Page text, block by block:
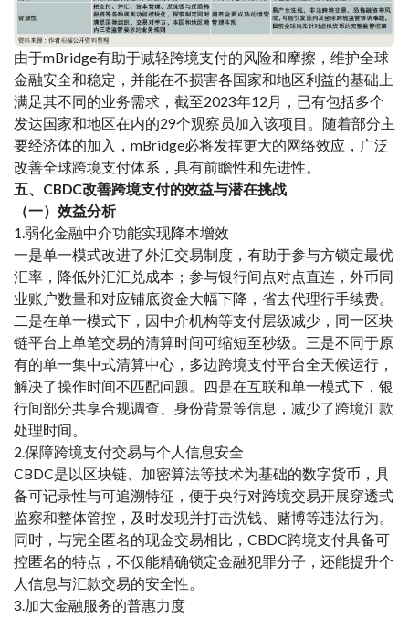
由于mBridge有助于减轻跨境支付的风险和摩擦，维护全球
金融安全和稳定，并能在不损害各国家和地区利益的基础上
满足其不同的业务需求，截至2023年12月，已有包括多个
发达国家和地区在内的29个观察员加入该项目。随着部分主
要经济体的加入，mBridge必将发挥更大的网络效应，广泛
改善全球跨境支付体系，具有前瞻性和先进性。
五、CBDC改善跨境支付的效益与潜在挑战
（一）效益分析
1.弱化金融中介功能实现降本增效
一是单一模式改进了外汇交易制度，有助于参与方锁定最优
汇率，降低外汇汇兑成本；参与银行间点对点直连，外币同
业账户数量和对应铺底资金大幅下降，省去代理行手续费。
二是在单一模式下，因中介机构等支付层级减少，同一区块
链平台上单笔交易的清算时间可缩短至秒级。三是不同于原
有的单一集中式清算中心，多边跨境支付平台全天候运行，
解决了操作时间不匹配问题。四是在互联和单一模式下，银
行间部分共享合规调查、身份背景等信息，减少了跨境汇款
处理时间。
2.保障跨境支付交易与个人信息安全
CBDC是以区块链、加密算法等技术为基础的数字货币，具
备可记录性与可追溯特征，便于央行对跨境交易开展穿透式
监察和整体管控，及时发现并打击洗钱、赌博等违法行为。
同时，与完全匿名的现金交易相比，CBDC跨境支付具备可
控匿名的特点，不仅能精确锁定金融犯罪分子，还能提升个
人信息与汇款交易的安全性。
3.加大金融服务的普惠力度